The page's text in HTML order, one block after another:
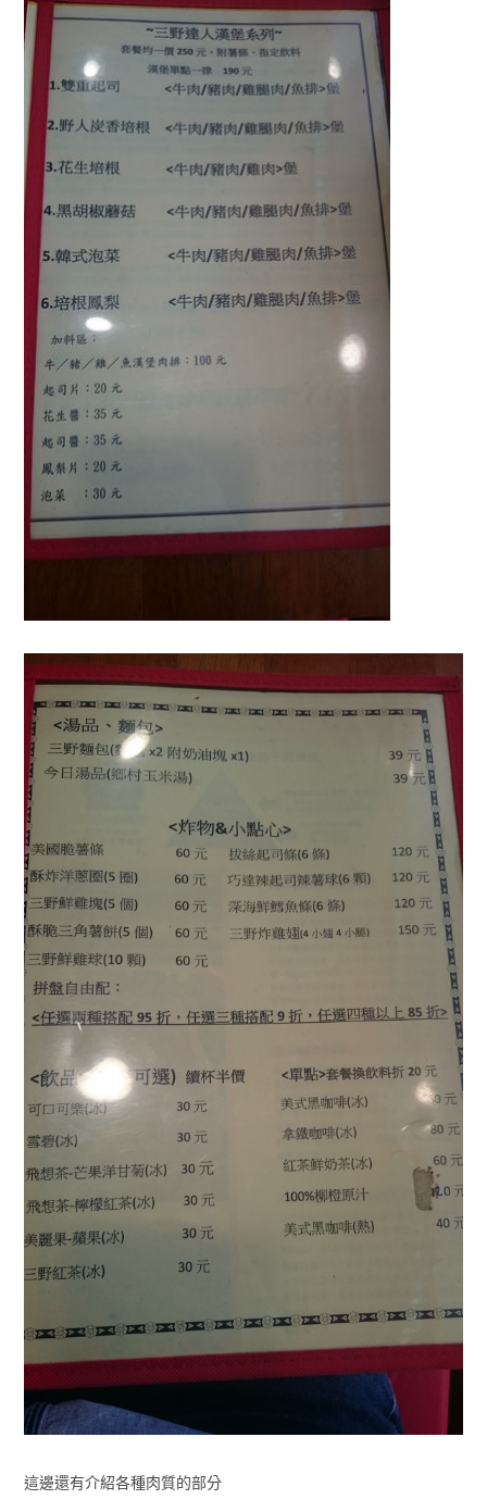
這邊還有介紹各種肉質的部分